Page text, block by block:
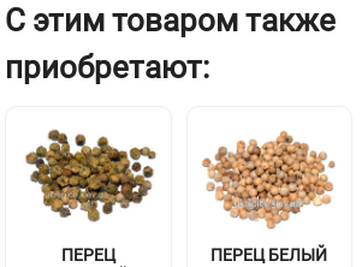
С этим товаром также
приобретают:
ПЕРЕЦ ПЕРЕЦ БЕЛЫЙ